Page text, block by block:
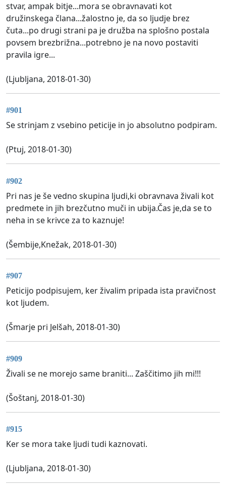
stvar, ampak bitje...mora se obravnavati kot
družinskega člana...žalostno je, da so ljudje brez
čuta...po drugi strani pa je družba na splošno postala
povsem brezbrižna...potrebno je na novo postaviti
pravila igre...
(Ljubljana, 2018-01-30)
#901
Se strinjam z vsebino peticije in jo absolutno podpiram.
(Ptuj, 2018-01-30)
#902
Pri nas je še vedno skupina ljudi,ki obravnava živali kot
predmete in jih brezčutno muči in ubija.Čas je,da se to
neha in se krivce za to kaznuje!
(Šembije,Knežak, 2018-01-30)
#907
Peticijo podpisujem, ker živalim pripada ista pravičnost
kot ljudem.
(Šmarje pri Jelšah, 2018-01-30)
#909
Živali se ne morejo same braniti... Zaščitimo jih mi!!!
(Šoštanj, 2018-01-30)
#915
Ker se mora take ljudi tudi kaznovati.
(Ljubljana, 2018-01-30)